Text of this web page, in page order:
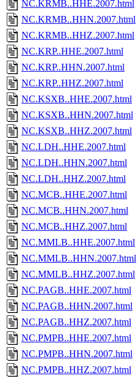
NC.KRMB..HHE.2007.html
NC.KRMB..HHN.2007.html
NC.KRMB..HHZ.2007.html
NC.KRP..HHE.2007.html
NC.KRP..HHN.2007.html
NC.KRP..HHZ.2007.html
NC.KSXB..HHE.2007.html
NC.KSXB..HHN.2007.html
NC.KSXB..HHZ.2007.html
NC.LDH..HHE.2007.html
NC.LDH..HHN.2007.html
NC.LDH..HHZ.2007.html
NC.MCB..HHE.2007.html
NC.MCB..HHN.2007.html
NC.MCB..HHZ.2007.html
NC.MMLB..HHE.2007.html
NC.MMLB..HHN.2007.html
NC.MMLB..HHZ.2007.html
NC.PAGB..HHE.2007.html
NC.PAGB..HHN.2007.html
NC.PAGB..HHZ.2007.html
NC.PMPB..HHE.2007.html
NC.PMPB..HHN.2007.html
NC.PMPB..HHZ.2007.html